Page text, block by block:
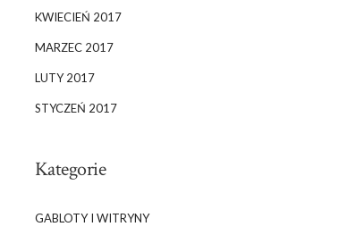
KWIECIEŃ 2017
MARZEC 2017
LUTY 2017
STYCZEŃ 2017
Kategorie
GABLOTY I WITRYNY